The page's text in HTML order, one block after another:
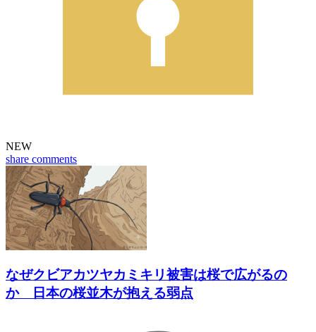
NEW
share comments
なぜクビアカツヤカミキリ被害は桜で広がるの
か 日本の桜並木が抱える弱点